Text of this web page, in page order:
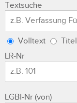
Textsuche
Volltext Titel
LR-Nr
LGBl-Nr (von)